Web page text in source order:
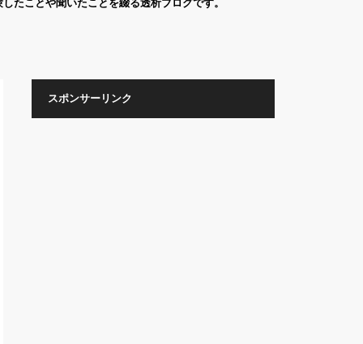
たことや聞いたことを綴る透析ブログです。
スポンサーリンク